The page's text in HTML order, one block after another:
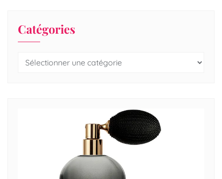
Catégories